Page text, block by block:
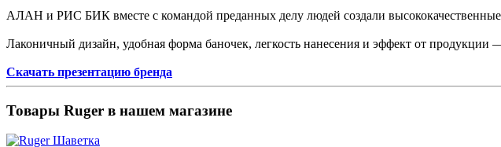
АЛАН и РИС БИК вместе с командой преданных делу людей создали
Лаконичный дизайн, удобная форма баночек, легкость нанесения и эффект от
Скачать презентацию бренда
Товары Ruger в нашем магазине